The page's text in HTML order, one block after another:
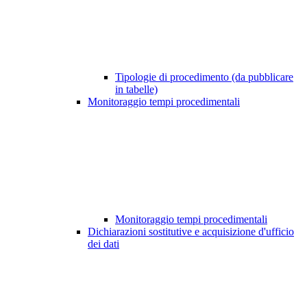
Tipologie di procedimento (da pubblicare
in tabelle)
Monitoraggio tempi procedimentali
Monitoraggio tempi procedimentali
Dichiarazioni sostitutive e acquisizione d'ufficio
dei dati